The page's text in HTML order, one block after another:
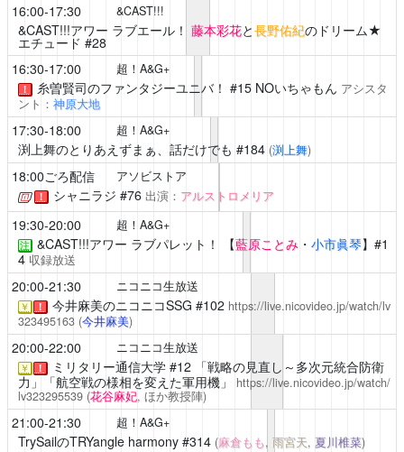
16:00-17:30 &CAST!!!
&CAST!!!アワー ラブエール！ 藤本彩花と長野佑紀のドリーム★
エチュード #28
16:30-17:00
超！A&G+
！ 糸曽賢司のファンタジーユニバ！ #15 NOいちゃもん アシスタ
ント： 神原大地
17:30-18:00 超！A&G+
渕上舞のとりあえずまぁ、話だけでも #184 (渕上舞)
18:00ごろ配信 アソビストア
！ シャニラジ #76 出演： アルストロメリア
19:30-20:00 超！A&G+
注 &CAST!!!アワー ラブパレット！ 【藍原ことみ・ 小市眞琴】#1
4収録放送
20:00-21:30 ニコニコ生放送
￥ ！ 今井麻美のニコニコSSG #102 https://live.nicovideo.jp/watch/lv
323495163 (今井麻美)
20:00-22:00 ニコニコ生放送
￥ ！ ミリタリー通信大学#12 「戦略の見直し～多次元統合防衛
力」「航空戦の様相を変えた軍用機」
https://live.nicovideo.jp/watch/
lv323295539 (花谷麻妃, ほか教授陣)
21:00-21:30 超！A&G+
TrySailのTRYangle harmony#314 (麻倉もも, 雨宮天, 夏川椎菜)